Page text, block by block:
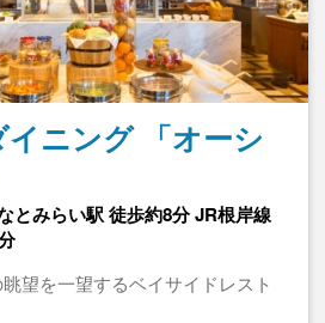
ニング 「オーシ
とみらい駅 徒歩約8分 JR根岸線
望を一望するベイサイドレスト